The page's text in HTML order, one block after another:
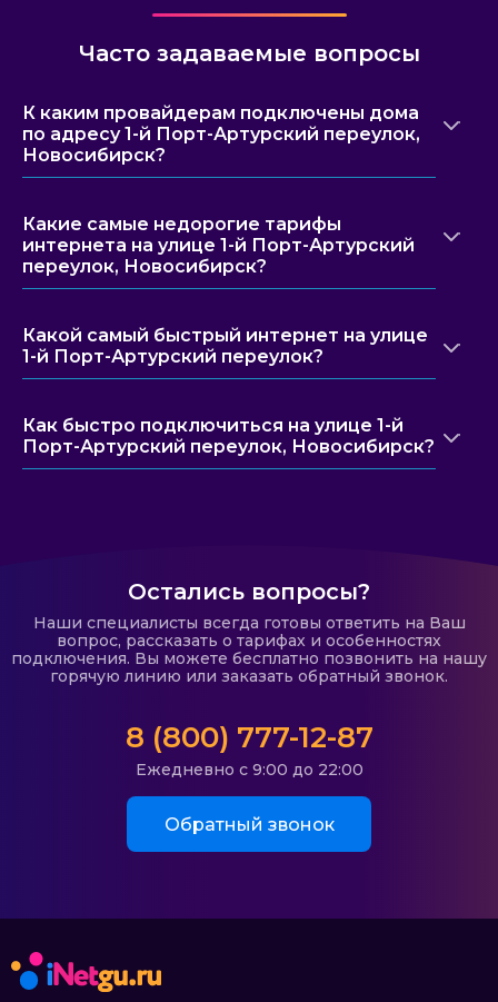
Часто задаваемые вопросы
К каким провайдерам подключены дома
по адресу 1-й Порт-Артурский переулок,
Новосибирск?
Какие самые недорогие тарифы
интернета на улице 1-й Порт-Артурский
переулок, Новосибирск?
Какой самый быстрый интернет на улице
1-й Порт-Артурский переулок?
Как быстро подключиться на улице 1-й
Порт-Артурский переулок, Новосибирск?
Остались вопросы?
Наши специалисты всегда готовы ответить на Ваш
вопрос, рассказать о тарифах и особенностях
подключения. Вы можете бесплатно позвонить на нашу
горячую линию или заказать обратный звонок.
8 (800) 777-12-87
Ежедневно с 9:00 до 22:00
Обратный звонок